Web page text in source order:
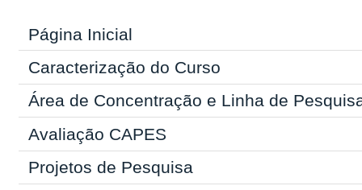
Página Inicial
Caracterização do Curso
Área de Concentração e Linha de
Avaliação CAPES
Projetos de Pesquisa